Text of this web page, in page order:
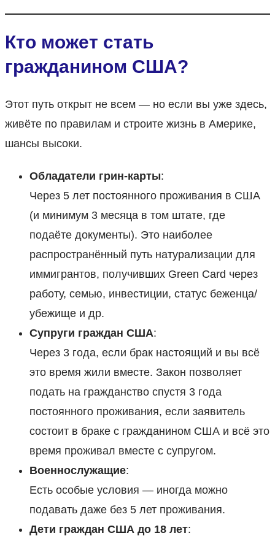
Кто может стать
гражданином США?
Этот путь открыт не всем — но если вы уже здесь,
живёте по правилам и строите жизнь в Америке,
шансы высоки.
Обладатели грин-карты:
Через 5 лет постоянного проживания в США
(и минимум 3 месяца в том штате, где
подаёте документы). Это наиболее
распространённый путь натурализации для
иммигрантов, получивших Green Card через
работу, семью, инвестиции, статус беженца/
убежище и др.
Супруги граждан США:
Через 3 года, если брак настоящий и вы всё
это время жили вместе. Закон позволяет
подать на гражданство спустя 3 года
постоянного проживания, если заявитель
состоит в браке с гражданином США и всё это
время проживал вместе с супругом.
Военнослужащие:
Есть особые условия — иногда можно
подавать даже без 5 лет проживания.
Дети граждан США до 18 лет: